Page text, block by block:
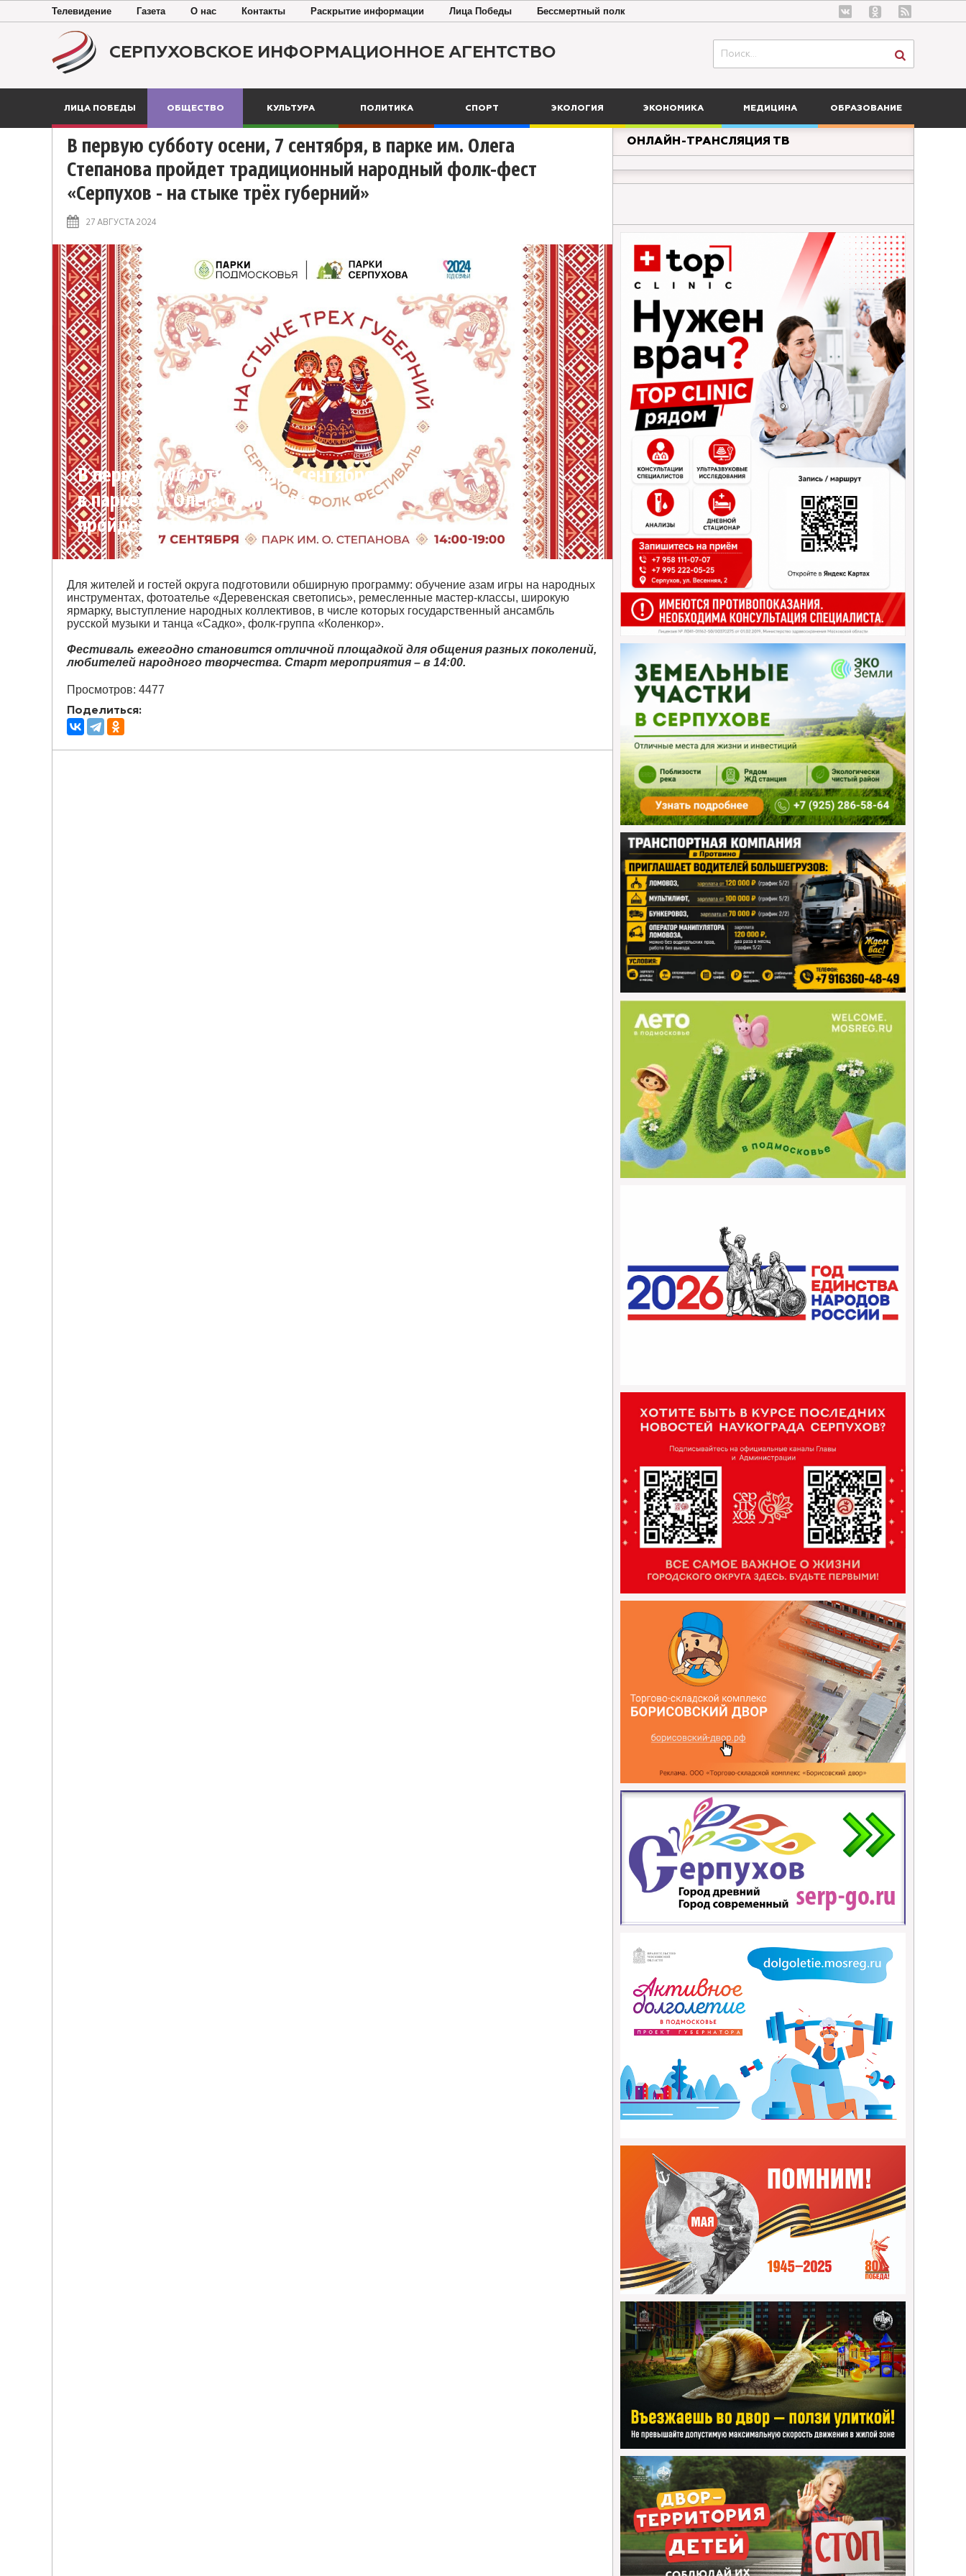
Телевидение Газета О нас Контакты Раскрытие информации Лица Победы Бессмертный полк
СЕРПУХОВСКОЕ ИНФОРМАЦИОННОЕ АГЕНТСТВО
ЛИЦА ПОБЕДЫ ОБЩЕСТВО КУЛЬТУРА ПОЛИТИКА СПОРТ ЭКОЛОГИЯ ЭКОНОМИКА МЕДИЦИНА ОБРАЗОВАНИЕ
В первую субботу осени, 7 сентября, в парке им. Олега
Степанова пройдет традиционный народный фолк-фест
«Серпухов - на стыке трёх губерний»
27 АВГУСТА 2024
В первую субботу осени, 7 сентября,
в парке им. Олега Степанова
пройдет традиционный народный
фолк-фест «Серпухов - на стыке
трёх губерний»
Для жителей и гостей округа подготовили обширную программу: обучение азам игры на народных
инструментах, фотоателье «Деревенская светопись», ремесленные мастер-классы, широкую
ярмарку, выступление народных коллективов, в числе которых государственный ансамбль
русской музыки и танца «Садко», фолк-группа «Коленкор».
Фестиваль ежегодно становится отличной площадкой для общения разных поколений,
любителей народного творчества. Старт мероприятия – в 14:00.
Просмотров: 4477
Поделиться:
ОНЛАЙН-ТРАНСЛЯЦИЯ ТВ